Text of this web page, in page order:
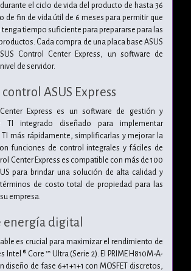
el ciclo de vida del producto de hasta 36
de fin de vida útil de 6 meses para permitir que
tiempo suficiente para prepararse para las
Cada compra de una placa base ASUS
Control Center Express, un software de
de servidor.
ASUS Express
Express es un software de gestión y
TI integrado diseñado para implementar
más rápidamente, simplificarlas y mejorar la
funciones de control integrales y fáciles de
Center Express es compatible con más de 100
para brindar una solución de alta calidad y
de costo total de propiedad para las
empresa.
energía digital
es crucial para maximizar el rendimiento de
Intel ® Core ™ Ultra (Serie 2). El PRIME H810M-A-
diseño de fase 6+1+1+1 con MOSFET discretos,